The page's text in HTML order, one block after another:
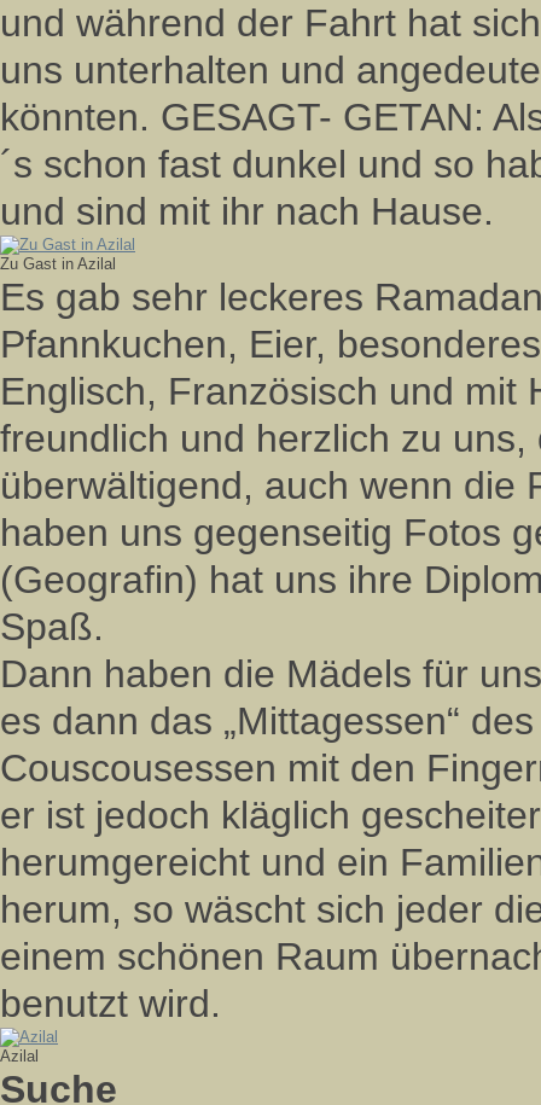
und während der Fahrt hat
uns unterhalten und
könnten. GESAGT- GETAN:
´s schon fast dunkel und so
und sind mit ihr nach Hause.
Zu Gast in Azilal
Es gab sehr leckeres
Pfannkuchen, Eier,
Englisch, Französisch und mit
freundlich und herzlich zu
überwältigend, auch wenn die
haben uns gegenseitig Fotos
(Geografin) hat uns ihre
Spaß.
Dann haben die Mädels für
es dann das „Mittagessen“
Couscousessen mit den
er ist jedoch kläglich
herumgereicht und ein
herum, so wäscht sich jeder
einem schönen Raum
benutzt wird.
Azilal
Suche